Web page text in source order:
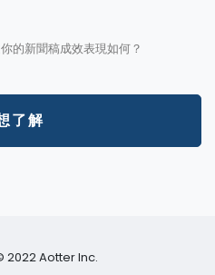
的新聞稿成效表現如何？
了解
2022 Aotter Inc.